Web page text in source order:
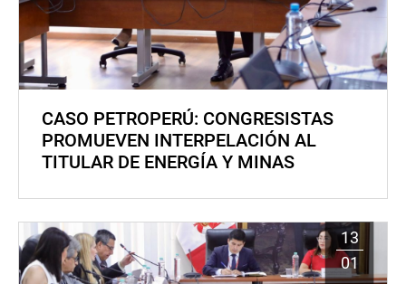
CASO PETROPERÚ: CONGRESISTAS
PROMUEVEN INTERPELACIÓN AL
TITULAR DE ENERGÍA Y MINAS
13
01